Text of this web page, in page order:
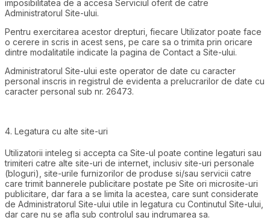
imposibilitatea de a accesa Serviciul oferit de catre
Administratorul Site-ului.
Pentru exercitarea acestor drepturi, fiecare Utilizator poate face
o cerere in scris in acest sens, pe care sa o trimita prin oricare
dintre modalitatile indicate la pagina de Contact a Site-ului.
Administratorul Site-ului este operator de date cu caracter
personal inscris in registrul de evidenta a prelucrarilor de date cu
caracter personal sub nr. 26473.
4. Legatura cu alte site-uri
Utilizatorii inteleg si accepta ca Site-ul poate contine legaturi sau
trimiteri catre alte site-uri de internet, inclusiv site-uri personale
(bloguri), site-urile furnizorilor de produse si/sau servicii catre
care trimit bannerele publicitare postate pe Site ori microsite-uri
publicitare, dar fara a se limita la acestea, care sunt considerate
de Administratorul Site-ului utile in legatura cu Continutul Site-ului,
dar care nu se afla sub controlul sau indrumarea sa.